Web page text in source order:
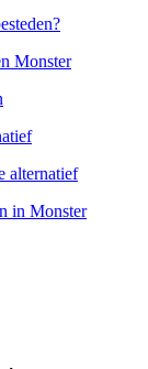
Monster
alternatief
in Monster